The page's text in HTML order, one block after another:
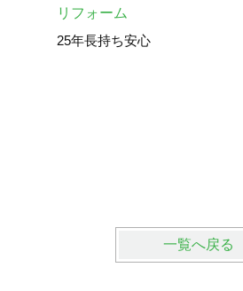
リフォーム
25年長持ち安心
一覧へ戻る